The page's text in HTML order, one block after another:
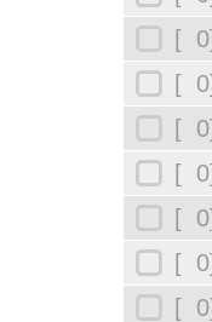
[ 0]
[ 0]
[ 0]
[ 0]
[ 0]
[ 0]
[ 0]